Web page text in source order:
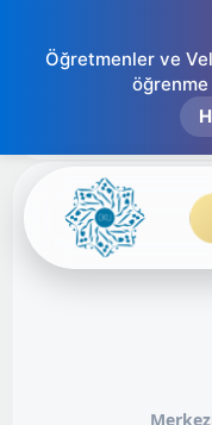
Öğretmenler ve